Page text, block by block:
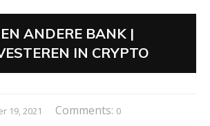
ANDERE BANK |
IN CRYPTO
19, 2021 Comments: 0